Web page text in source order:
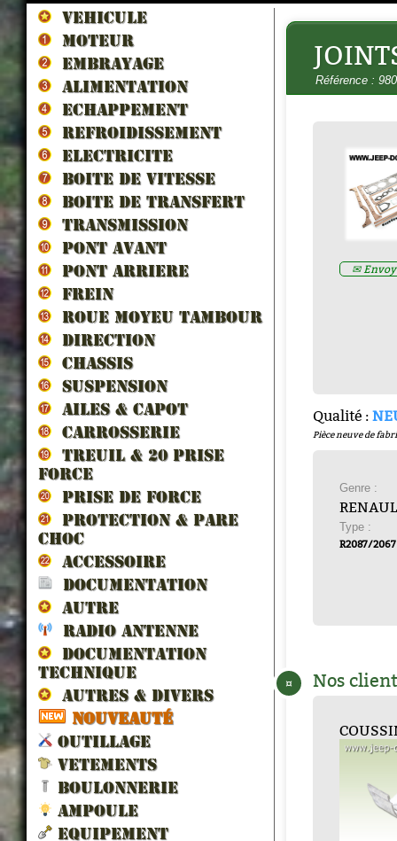
VEHICULE
MOTEUR
EMBRAYAGE
ALIMENTATION
ECHAPPEMENT
REFROIDISSEMENT
ELECTRICITE
BOITE DE VITESSE
BOITE DE TRANSFERT
TRANSMISSION
PONT AVANT
PONT ARRIERE
FREIN
ROUE MOYEU TAMBOUR
DIRECTION
CHASSIS
SUSPENSION
AILES & CAPOT
CARROSSERIE
TREUIL & 20 prise
force
PRISE DE FORCE
PROTECTION & PARE
CHOC
ACCESSOIRE
DOCUMENTATION
AUTRE
RADIO ANTENNE
DOCUMENTATION
TECHNIQUE
AUTRES & DIVERS
NOUVEAUTÉ
OUTILLAGE
VETEMENTS
BOULONNERIE
AMPOULE
EQUIPEMENT
Référence :
✉
Qualité :
Pièce neuve de
Genre :
Type :
R2087/2067
HUILE MOTEUR ESSENCE
(Spécial Collection) 5 litres-
Prix : 65.00€ HT
¤ Nos
BLOC CARTER CY... JOINT